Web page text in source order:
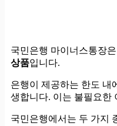
국민은행 마이너스통장
상품입니다.
은행이 제공하는 한도 내
생합니다. 이는 불필요한
국민은행에서는 두 가지